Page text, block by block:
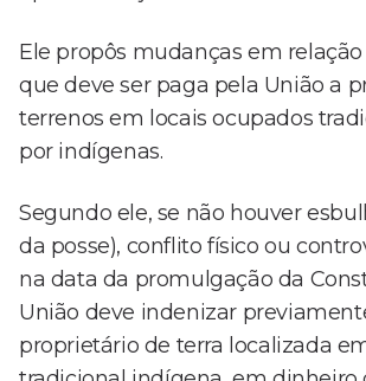
Ele propôs mudanças em
que deve ser paga pela União a
terrenos em locais ocupados
por indígenas.
Segundo ele, se não houver
da posse), conflito físico ou
na data da promulgação da
União deve indenizar
proprietário de terra localizada